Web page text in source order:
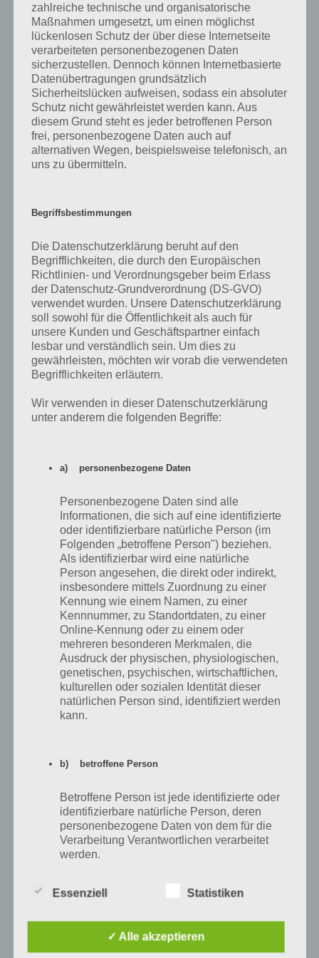
Natürlich sind auch bei Icy Tower 2 Cheats sehr gefragt. Schließlich
dauert es doch einige Zeit bis man die Münzen beisammen hat.
Allerdings gibt es für die App Icy Tower 2 keine Cheats im Vergleich
zur PC Variante. Hier wollen die Entwickler nämlich ihre Münzen und
Power Ups via In App Kauf verkaufen, um so Geld zu verdienen.
Daher sind Cheats in Icy Tower 2 auch verboten. Für die App, die für
Android, iphone und iPad erhältlich ist, gibt es daher keine uns
bekannten Cheats. Solltest du welche kennen oder wir von welchen
hören, so geben wir Bescheid, aber allzu viel Hoffnung habe ich
nicht.
Auf WhatsApp teilen
Tweet auf Twitter
Mehr Artikel hier auf Touchportal
KOMMENTARE
neuste
Imbissbronko 21.03.2014 18:47
Hey, sag mal wisst ihr was man gegen die dämliche lovoo-Chat app
auf dem ipad machen kann. Immer wenn ich icy towers 2 spiele,
öffnet sich des ständig?
Antworten
comforter
Es gibt einen Cheat. Es gibt ja den taeglichen Muenzbonus, wenn
man das spiel startet.
Die App ablegen und das Datum auf den naechsten Tag stellen. ICY
tower 2 wieder starten und man bekommt dann den Bonus.
zahlreiche technische und organisatorische
Maßnahmen umgesetzt, um einen möglichst
lückenlosen Schutz der über diese Internetseite
verarbeiteten personenbezogenen Daten
sicherzustellen. Dennoch können Internetbasierte
Datenübertragungen grundsätzlich
Sicherheitslücken aufweisen, sodass ein absoluter
Schutz nicht gewährleistet werden kann. Aus
diesem Grund steht es jeder betroffenen Person
frei, personenbezogene Daten auch auf
alternativen Wegen, beispielsweise telefonisch, an
uns zu übermitteln.
Begriffsbestimmungen
Die Datenschutzerklärung beruht auf den
Begrifflichkeiten, die durch den Europäischen
Richtlinien- und Verordnungsgeber beim Erlass
der Datenschutz-Grundverordnung (DS-GVO)
verwendet wurden. Unsere Datenschutzerklärung
soll sowohl für die Öffentlichkeit als auch für
unsere Kunden und Geschäftspartner einfach
lesbar und verständlich sein. Um dies zu
gewährleisten, möchten wir vorab die verwendeten
Begrifflichkeiten erläutern.
Wir verwenden in dieser Datenschutzerklärung
unter anderem die folgenden Begriffe:
a) personenbezogene Daten
Personenbezogene Daten sind alle
Informationen, die sich auf eine identifizierte
oder identifizierbare natürliche Person (im
Folgenden „betroffene Person") beziehen.
Als identifizierbar wird eine natürliche
Person angesehen, die direkt oder indirekt,
insbesondere mittels Zuordnung zu einer
Kennung wie einem Namen, zu einer
Kennnummer, zu Standortdaten, zu einer
Online-Kennung oder zu einem oder
mehreren besonderen Merkmalen, die
Ausdruck der physischen, physiologischen,
genetischen, psychischen, wirtschaftlichen,
kulturellen oder sozialen Identität dieser
natürlichen Person sind, identifiziert werden
kann.
b) betroffene Person
Betroffene Person ist jede identifizierte oder
identifizierbare natürliche Person, deren
personenbezogene Daten von dem für die
Verarbeitung Verantwortlichen verarbeitet
werden.
Verarbeitung ist jeder mit oder ohne Hilfe
automatisierter Verfahren ausgeführte
Essenziell Statistiken
✓ Alle akzeptieren